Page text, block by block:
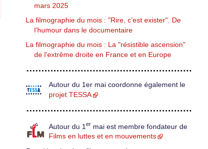
mars 2025
La filmographie du mois : "Rire, c’est exister". De
l’humour dans le documentaire
La filmographie du mois : La "résistible ascension"
de l’extrême droite en France et en Europe
Autour du 1er mai coordonne également le
projet TESSA
Autour du 1 er mai est membre fondateur de
Films en luttes et en mouvements